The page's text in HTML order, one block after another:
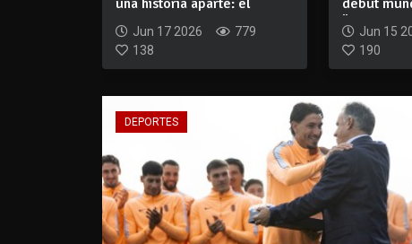
Jun 17 2026
779
138
"Nosotros
Jun 15
190
DEPORTES